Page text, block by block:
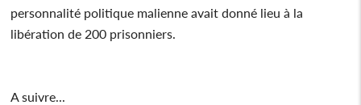
personnalité politique malienne avait donné lieu à la
libération de 200 prisonniers.
A suivre...